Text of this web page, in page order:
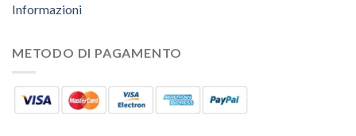
Informazioni
METODO DI PAGAMENTO